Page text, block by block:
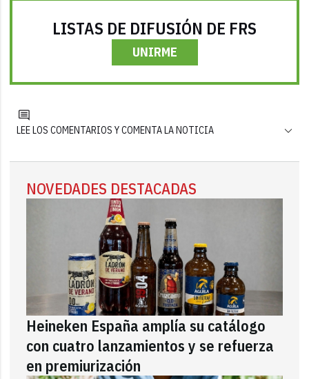
LISTAS DE DIFUSIÓN DE FRS
UNIRME
LEE LOS COMENTARIOS Y COMENTA LA NOTICIA
NOVEDADES DESTACADAS
Heineken España amplía su catálogo
con cuatro lanzamientos y se refuerza
en premiurización